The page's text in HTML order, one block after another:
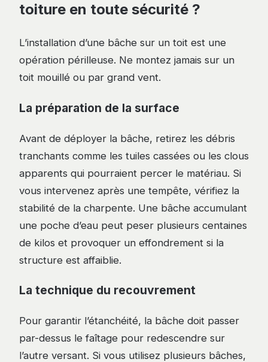
toiture en toute sécurité ?
L’installation d’une bâche sur un toit est une
opération périlleuse. Ne montez jamais sur un
toit mouillé ou par grand vent.
La préparation de la surface
Avant de déployer la bâche, retirez les débris
tranchants comme les tuiles cassées ou les clous
apparents qui pourraient percer le matériau. Si
vous intervenez après une tempête, vérifiez la
stabilité de la charpente. Une bâche accumulant
une poche d’eau peut peser plusieurs centaines
de kilos et provoquer un effondrement si la
structure est affaiblie.
La technique du recouvrement
Pour garantir l’étanchéité, la bâche doit passer
par-dessus le faîtage pour redescendre sur
l’autre versant. Si vous utilisez plusieurs bâches,